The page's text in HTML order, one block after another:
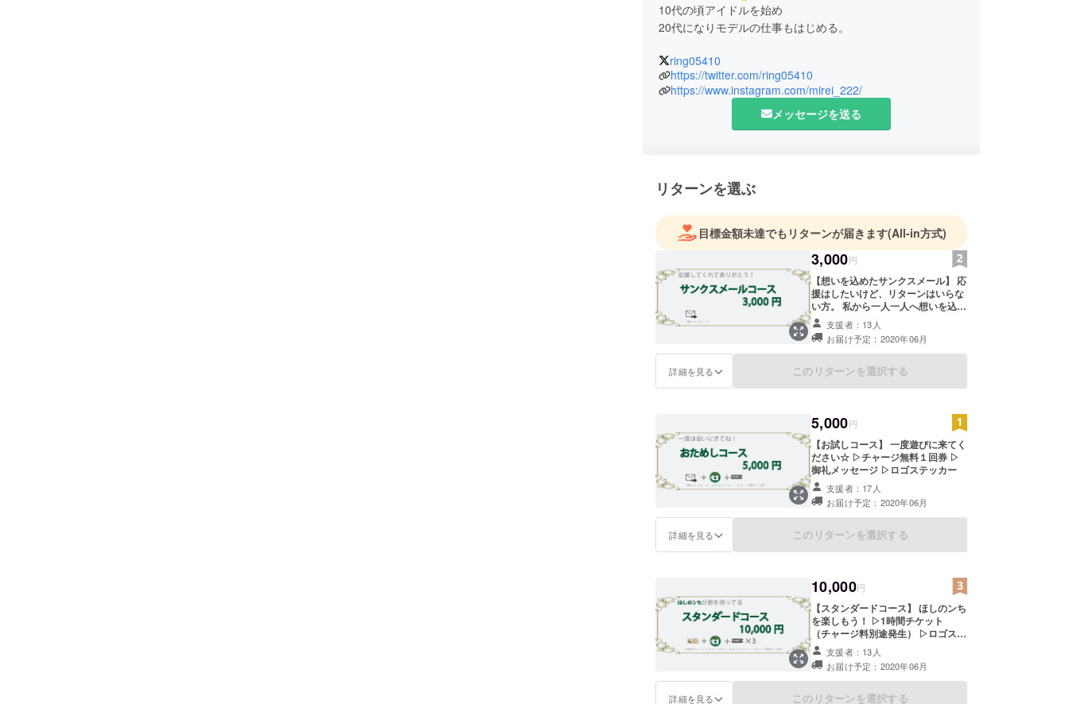
10代の頃アイドルを始め
20代になりモデルの仕事もはじめる。
ring05410
https://twitter.com/ring05410
https://www.instagram.com/mirei_222/
メッセージを送る
リターンを選ぶ
目標金額未達でもリターンが届きます(All-in方式)
3,000円
【想いを込めたサンクスメール】 応
援はしたいけど、リターンはいらな
い方。 私から一人一人へ想いを込め
たお礼メールを送らせていただきま
す。支援者：13人
お届け予定：2020年06月
詳細を見る このリターンを選択する
5,000円
【お試しコース】 一度遊びに来てく
ださい☆ ▷チャージ無料１回券 ▷
御礼メッセージ ▷ロゴステッカー
支援者：17人
お届け予定：2020年06月
詳細を見る このリターンを選択する
10,000円
【スタンダードコース】 ほしのンち
を楽しもう！ ▷1時間チケット
（チャージ料別途発生） ▷ロゴス
テッカー ▷チャージ無料3回券
支援者：13人
お届け予定：2020年06月
詳細を見る このリターンを選択する